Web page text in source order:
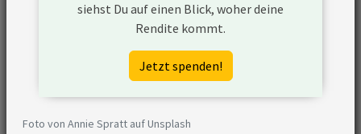
Samsung Electronics Co. Ltd. ist ein
das sich hauptsächlich mit der
Herstellung und dem Vertrieb von
elektronischen Produkten
beschäftigt.
siehst Du auf einen Blick, woher deine
Rendite kommt.
Jetzt spenden!
Foto von Annie Spratt auf Unsplash